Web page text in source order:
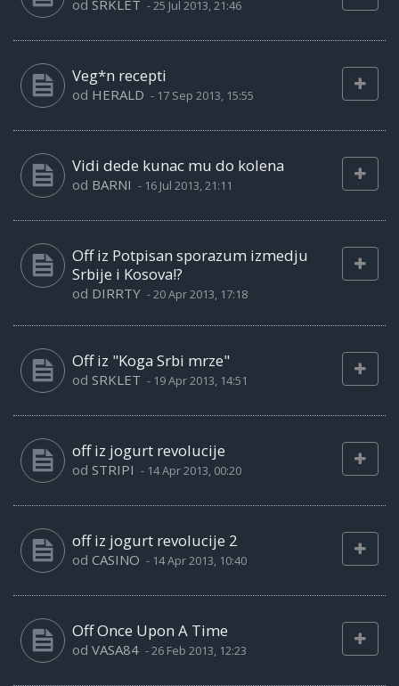
od SRKLET -25 Jul 2013, 21:46
Veg*n recepti
od HERALD - 17 Sep 2013, 15:55
Vidi dede kunac mu do kolena
od BARNI - 16 Jul 2013, 21:11
Off iz Potpisan sporazum izmedju
Srbije i Kosova!?
od DIRRTY -20 Apr 2013, 17:18
Off iz "Koga Srbi mrze"
od SRKLET - 19 Apr 2013, 14:51
off iz jogurt revolucije
od STRIPI - 14 Apr 2013, 00:20
off iz jogurt revolucije 2
od CASINO - 14 Apr 2013, 10:40
Off Once Upon A Time
od VASA84 -26 Feb 2013, 12:23